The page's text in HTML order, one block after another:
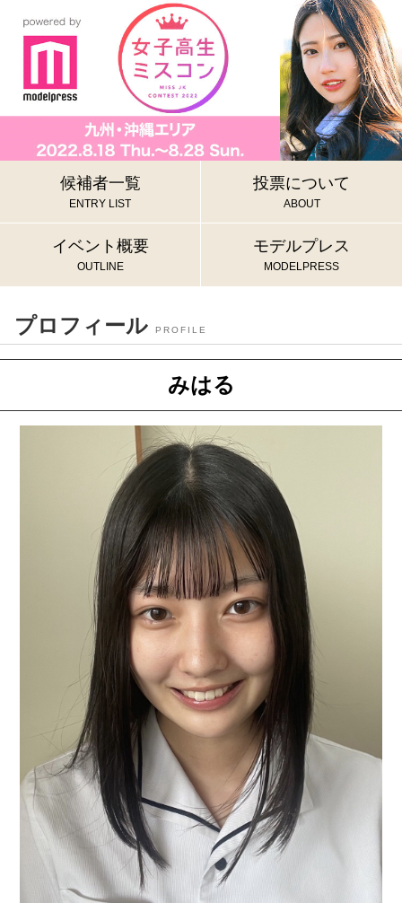
候補者一覧
ENTRY LIST
投票について
ABOUT
イベント概要
OUTLINE
モデルプレス
MODELPRESS
プロフィール PROFILE
みはる